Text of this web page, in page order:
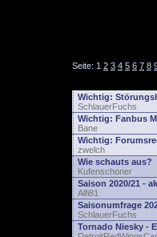
Seite: 1 2 3 4 5 6 7 8
Wichtig:
SchlauerFuchs
Wichtig: Fanbus
Bane
Wichtig:
zwelch
Wie schauts aus?
Kufenschoner
Saison 2020/21 -
Alfi81
Saisonumfrage
SchlauerFuchs
Tornado Niesky -